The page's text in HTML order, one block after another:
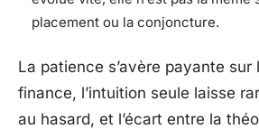
placement ou la conjoncture.
La patience s’avère payante sur
finance, l’intuition seule laisse
au hasard, et l’écart entre la